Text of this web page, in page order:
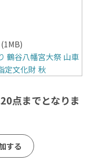
鶴谷八幡宮大祭 山車
定文化財 秋
点までとなりま
する